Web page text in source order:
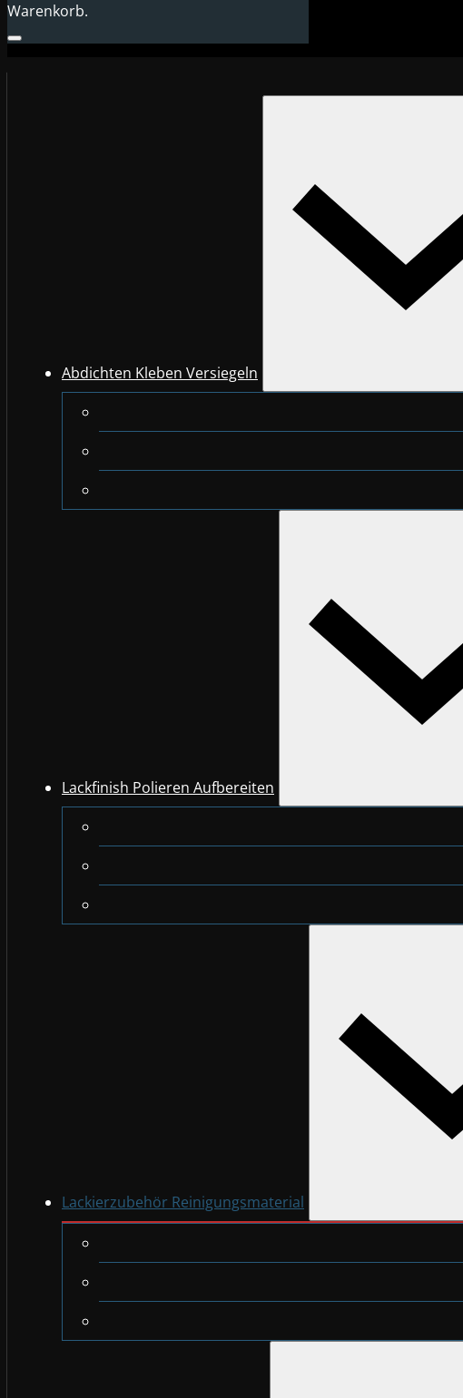
Warenkorb.
Abdichten Kleben Versiegeln
Lackfinish Polieren Aufbereiten
Lackierzubehör Reinigungsmaterial